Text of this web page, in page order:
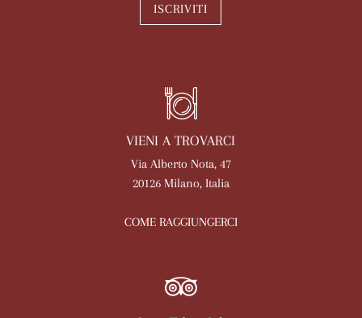
ISCRIVITI
VIENI A TROVARCI
Via Alberto Nota, 47
20126 Milano, Italia
COME RAGGIUNGERCI